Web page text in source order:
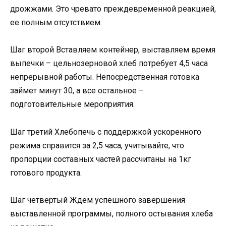
дрожжами. Это чревато преждевременной реакцией,
ее полным отсутствием.
Шаг второй Вставляем контейнер, выставляем время
выпечки – цельнозерновой хлеб потребует 4,5 часа
непрерывной работы. Непосредственная готовка
займет минут 30, а все остальное –
подготовительные мероприятия.
Шаг третий Хлебопечь с поддержкой ускоренного
режима справится за 2,5 часа, учитывайте, что
пропорции составных частей рассчитаны на 1кг
готового продукта.
Шаг четвертый Ждем успешного завершения
выставленной программы, полного остывания хлеба